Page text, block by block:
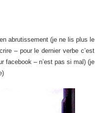
abrutissement (je ne lis plus le
– pour le dernier verbe c’est
facebook – n’est pas si mal) (je